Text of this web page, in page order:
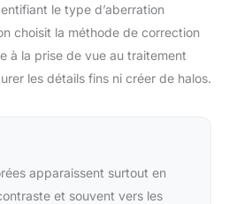
le type d’aberration
choisit la méthode de correction
à la prise de vue au traitement
les détails fins ni créer de halos.
apparaissent surtout en
et souvent vers les